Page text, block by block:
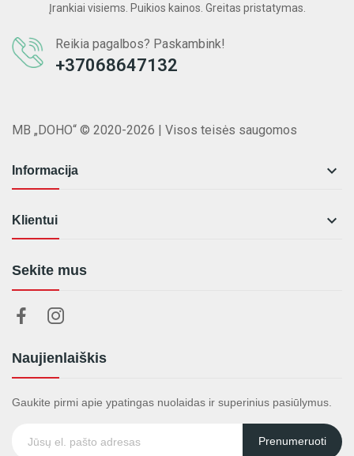
Įrankiai visiems. Puikios kainos. Greitas pristatymas.
Reikia pagalbos? Paskambink!
+37068647132
MB „DOHO“ © 2020-2026 | Visos teisės saugomos
Informacija 
Klientui 
Sekite mus
Naujienlaiškis
Gaukite pirmi apie ypatingas nuolaidas ir superinius pasiūlymus.
Prenumeruoti